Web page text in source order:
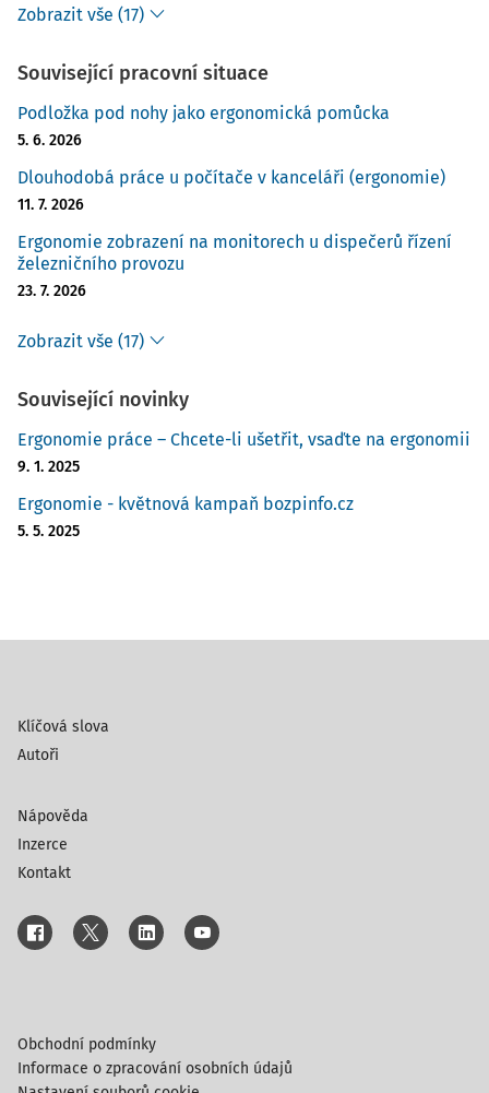
Zobrazit vše (17)
Související pracovní situace
Podložka pod nohy jako ergonomická pomůcka
5. 6. 2026
Dlouhodobá práce u počítače v kanceláři (ergonomie)
11. 7. 2026
Ergonomie zobrazení na monitorech u dispečerů řízení
železničního provozu
23. 7. 2026
Zobrazit vše (17)
Související novinky
Ergonomie práce – Chcete-li ušetřit, vsaďte na ergonomii
9. 1. 2025
Ergonomie - květnová kampaň bozpinfo.cz
5. 5. 2025
Klíčová slova
Autoři
Nápověda
Inzerce
Kontakt
Obchodní podmínky
Informace o zpracování osobních údajů